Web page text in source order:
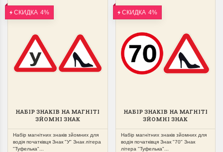
СКИДКА 4%
НАБІР ЗНАКІВ НА МАГНІТІ
ЗЙОМНІ ЗНАК
Набір магнітних знаків зйомних для
водія початківця Знак "У" Знак літера
"Туфелька"...
СКИДКА 4%
НАБІР ЗНАКІВ НА МАГНІТІ
ЗЙОМНІ ЗНАК
Набір магнітних знаків зйомних для
водія початківця Знак "70" Знак
літера "Туфелька"...